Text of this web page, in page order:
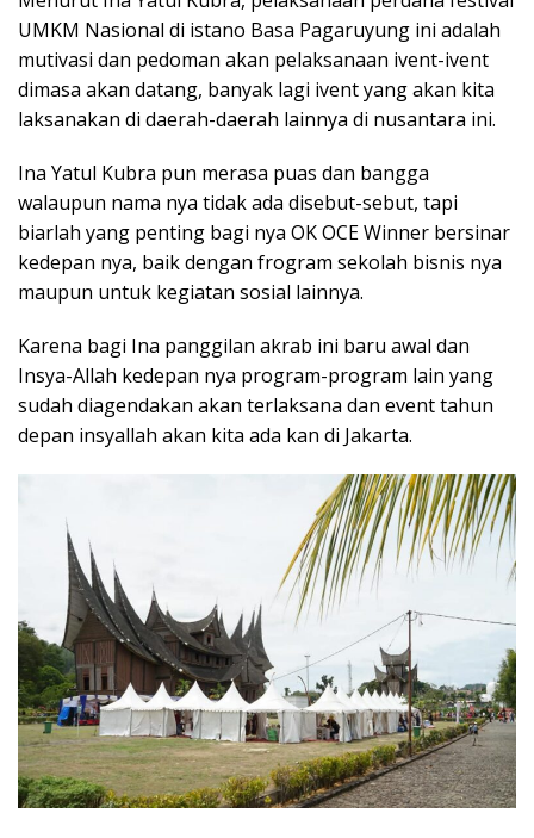
UMKM Nasional di istano Basa Pagaruyung ini adalah
mutivasi dan pedoman akan pelaksanaan ivent-ivent
dimasa akan datang, banyak lagi ivent yang akan kita
laksanakan di daerah-daerah lainnya di nusantara ini.
Ina Yatul Kubra pun merasa puas dan bangga
walaupun nama nya tidak ada disebut-sebut, tapi
biarlah yang penting bagi nya OK OCE Winner bersinar
kedepan nya, baik dengan frogram sekolah bisnis nya
maupun untuk kegiatan sosial lainnya.
Karena bagi Ina panggilan akrab ini baru awal dan
Insya-Allah kedepan nya program-program lain yang
sudah diagendakan akan terlaksana dan event tahun
depan insyallah akan kita ada kan di Jakarta.